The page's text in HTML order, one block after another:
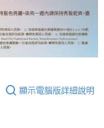
顯示電腦版詳細說明